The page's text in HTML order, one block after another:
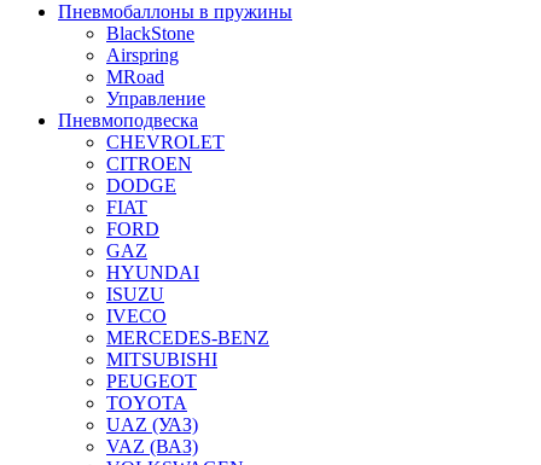
Пневмобаллоны в пружины
BlackStone
Airspring
MRoad
Управление
Пневмоподвеска
CHEVROLET
CITROEN
DODGE
FIAT
FORD
GAZ
HYUNDAI
ISUZU
IVECO
MERCEDES-BENZ
MITSUBISHI
PEUGEOT
TOYOTA
UAZ (УАЗ)
VAZ (ВАЗ)